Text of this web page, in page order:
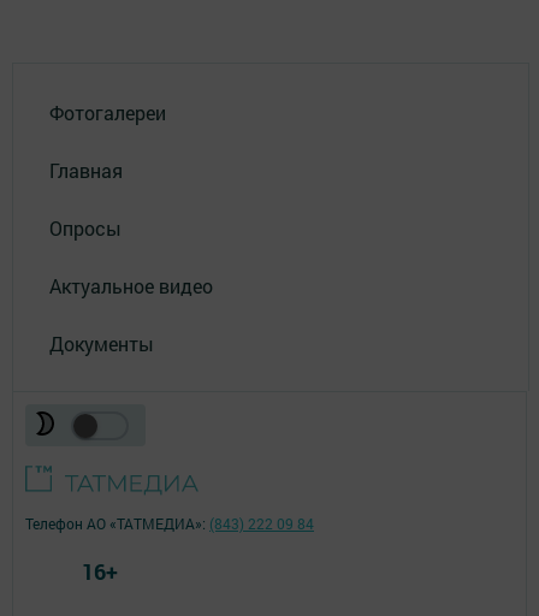
Фотогалереи
Главная
Опросы
Актуальное видео
Документы
Телефон АО «ТАТМЕДИА»: (843) 222 09 84
16+